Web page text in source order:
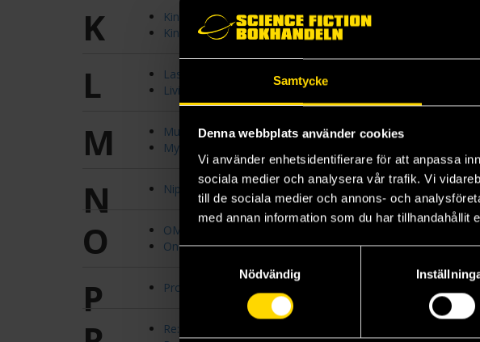
Samtycke
Denna webbplats använder cookies
Vi använder enhetsidentifierare för att anpassa
sociala medier och analysera vår trafik. Vi
till de sociala medier och annons- och
med annan information som du har
Nödvändig
K
Kingdom (Japansk Utgåva)
Kinme Ginme Nekoyakata (Japansk Utgåva)
L
Last Karte: The Memories of Forensic Veterinarian Kenshou
Living Together In Scandinavia (Japansk)
M
Mujina Into The Deep (Japansk Utgåva)
My Neighbour Youkai-san (Japansk)
N Nippon Sangoku (Japansk Utgåva)
O
OMORI (Japansk Utgåva)
One Piece (Japansk utgåva)
P Project Sekai: Colorful Stage! Comic Anthology
Re:Monster (Japansk)